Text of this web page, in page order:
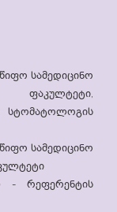
სამედიცინო
ფაკულტეტი,
სამედიცინო
ფაკულტეტი
რეფერენტის